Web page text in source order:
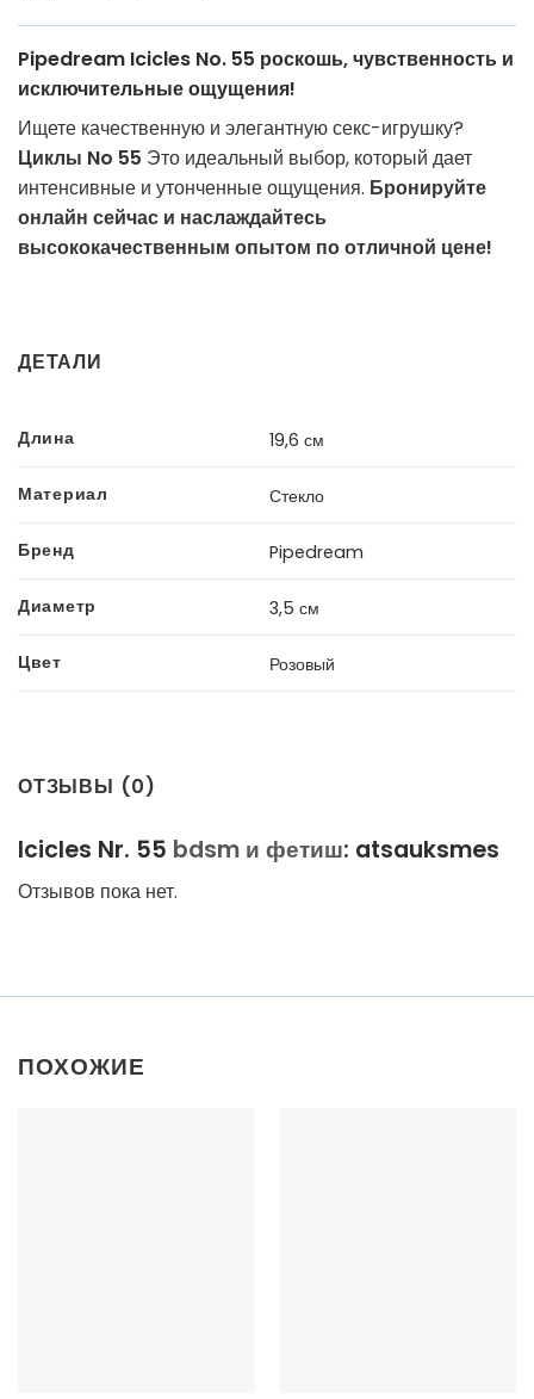
Pipedream Icicles No. 55 роскошь, чувственность и
исключительные ощущения!
Ищете качественную и элегантную секс-игрушку?
Циклы No 55 Это идеальный выбор, который дает
интенсивные и утонченные ощущения. Бронируйте
онлайн сейчас и наслаждайтесь
высококачественным опытом по отличной цене!
ДЕТАЛИ
Длина 19,6 см
Материал Стекло
Бренд Pipedream
Диаметр 3,5 см
Цвет Розовый
ОТЗЫВЫ (0)
Icicles Nr. 55 bdsm и фетиш: atsauksmes
Отзывов пока нет.
ПОХОЖИЕ